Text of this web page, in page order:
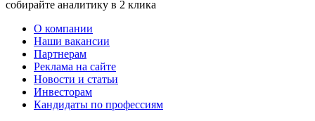
собирайте аналитику в 2 клика
О компании
Наши вакансии
Партнерам
Реклама на сайте
Новости и статьи
Инвесторам
Кандидаты по профессиям